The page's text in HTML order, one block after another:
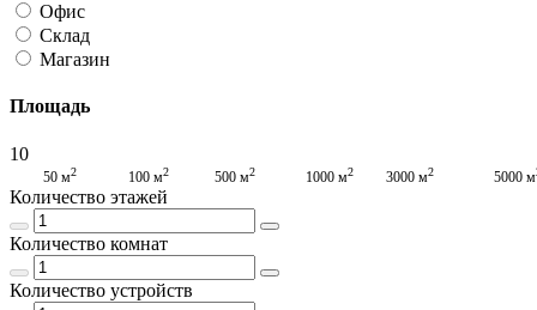
Офис
Склад
Магазин
Площадь
10
50 м2 100 м2 500 м2 1000 м2 3000 м2 5000 м
Количество этажей
Количество комнат
Количество устройств